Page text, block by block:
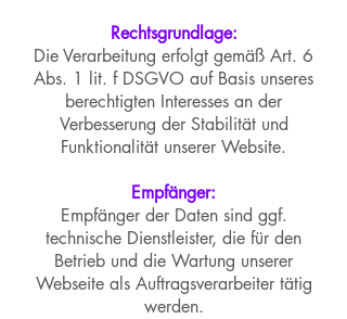
Rechtsgrundlage:
Die Verarbeitung erfolgt gemäß Art. 6
Abs. 1 lit. f DSGVO auf Basis unseres
berechtigten Interesses an der
Verbesserung der Stabilität und
Funktionalität unserer Website.
Empfänger:
Empfänger der Daten sind ggf.
technische Dienstleister, die für den
Betrieb und die Wartung unserer
Webseite als Auftragsverarbeiter tätig
werden.